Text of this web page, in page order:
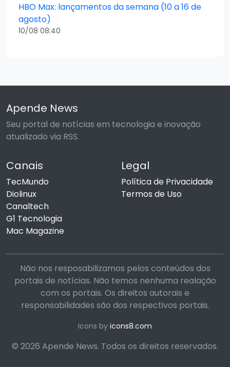
HBO Max: lançamentos da semana (10 a 16 de
agosto)
10/08 08:40
Apende News
Seu portal de notícias em tecnologia e inovação
atualizado via RSS.
Canais
TecMundo
Diolinux
Canaltech
G1 Tecnologia
Mac Magazine
Legal
Política de Privacidade
Termos de Uso
Não nos resposabilizamos pelos conteúdos dos
portais de notícias. Não temos nenhuma realação
com os portais. Os direitos autorais e
responsabilidades são dos respectivos portais.
Icons by icons8.com
© 2026 Apende News. Todos os direitos reservados.